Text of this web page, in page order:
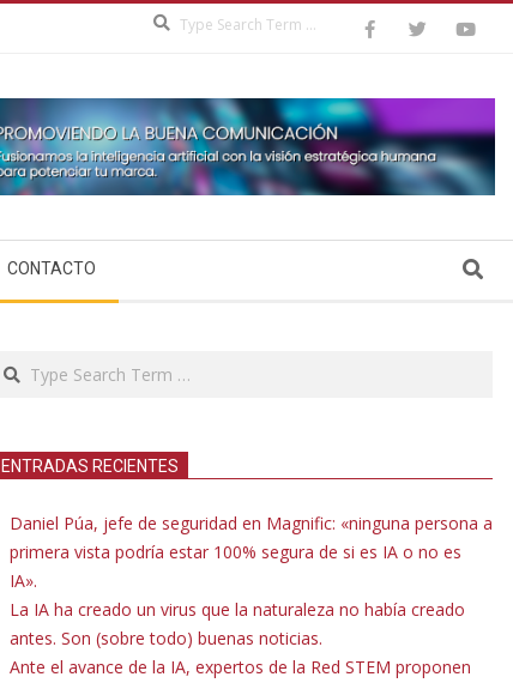
CONTACTO Search
Search
ENTRADAS RECIENTES
Daniel Púa, jefe de seguridad en Magnific: «ninguna persona a
primera vista podría estar 100% segura de si es IA o no es
IA».
La IA ha creado un virus que la naturaleza no había creado
antes. Son (sobre todo) buenas noticias.
Ante el avance de la IA, expertos de la Red STEM proponen